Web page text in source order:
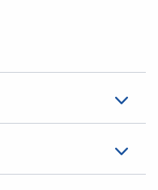
Papel, mate
4008705046282